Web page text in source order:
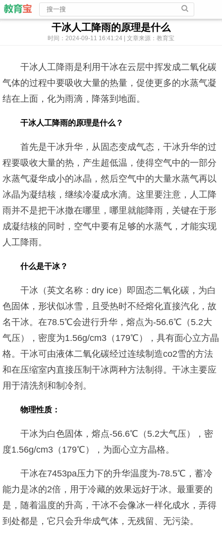
干冰人工降雨的原理是什么
时间：2024-09-11 16:41:24 | 文章来源：教育宝
干冰人工降雨是利用干冰在云层中挥发成二氧化碳
气体的过程中要吸收大量的热量，促使更多的水蒸气凝
结在上面，化为雨滴，降落到地面。
干冰人工降雨的原理是什么？
首先是干冰升华，从固态变成气态，干冰升华的过
程要吸收大量的热，产生超低温，使得空气中的一部分
水蒸气凝华成小的冰晶，然后空气中的大量水蒸气再以
冰晶为凝结核，继续冷凝成水滴。这里要注意，人工降
雨并不是把干冰撒在哪里，哪里就能降雨，关键在于形
成凝结核的同时，空气中要有足够的水蒸气，才能实现
人工降雨。
什么是干冰？
干冰（英文名称：dry ice）即固态二氧化碳，为白
色固体，形状似冰雪，且受热时不经熔化直接汽化，故
名干冰。在78.5℃会进行升华，熔点为-56.6℃（5.2大
气压），密度为1.56g/cm3（179℃），具有面心立方晶
格。干冰可由液体二氧化碳经过连续制造co2雪的方法
和在压缩室内直接压制干冰两种方法制得。干冰主要应
用于清洗剂和制冷剂。
物理性质：
干冰为白色固体，熔点-56.6℃（5.2大气压），密
度1.56g/cm3（179℃），为面心立方晶格。
干冰在7453pa压力下的升华温度为-78.5℃，蓄冷
能力是冰的2倍，用于冷藏的效果远好于冰。最重要的
是，随着温度的升高，干冰不会像冰一样化成水，弄得
到处都是，它只会升华成气体，无残留、无污染。